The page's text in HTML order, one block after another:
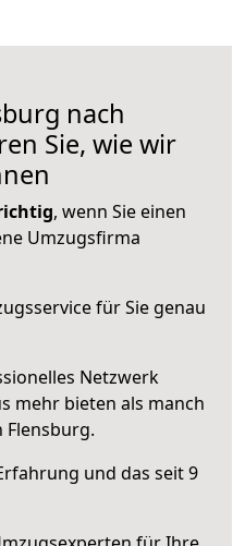
nach
Sie, wie wir
, wenn Sie einen
Umzugsfirma
für Sie genau
Netzwerk
mehr bieten als manch
und das seit 9